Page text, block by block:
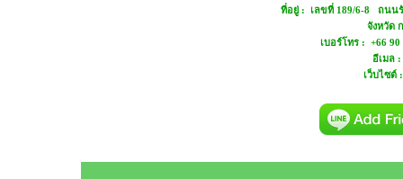
ที่อยู่ : เลขที่ 189/6-8 ถนน
จังหวัด
เบอร์โทร : +66
อีเมล :
เว็บไซต์